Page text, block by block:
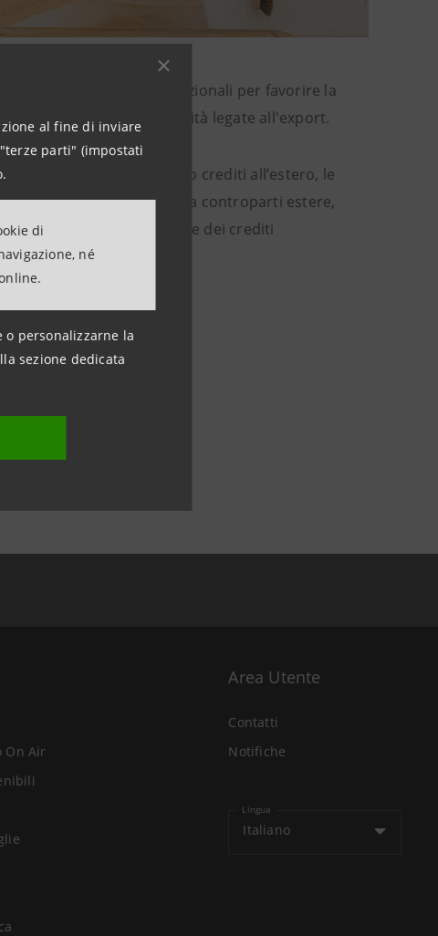
al fine di inviare
parti" (impostati
di
né
o personalizzarne la
sezione dedicata
di recupero crediti internazionali per favorire la
specialistico per le attività legate all'export.
in servizi di recupero crediti all’estero, le
tempistiche di incasso da controparti estere,
recupero e ristrutturazione dei crediti
On Air
Area Utente
Contatti
Notifiche
Lingua
Italiano